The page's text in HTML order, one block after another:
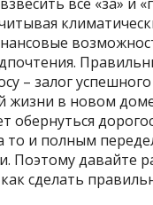
– залог
жизни в новом
обернуться
то и полным
Поэтому давайте
сделать